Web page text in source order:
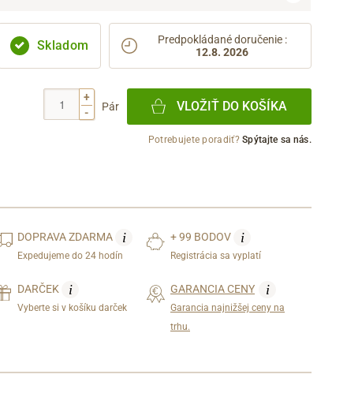
Skladom Predpokládané doručenie :
12.8. 2026
+
-
Pár VLOŽIŤ DO KOŠÍKA
Potrebujete poradiť?Spýtajte sa nás.
DOPRAVAZDARMA i
Expedujeme do 24 hodín
+ 99 BODOV i
Registrácia sa vyplatí
DARČEK i
Vyberte si v košíku darček
GARANCIA CENY i
Garancia najnižšej ceny na
trhu.